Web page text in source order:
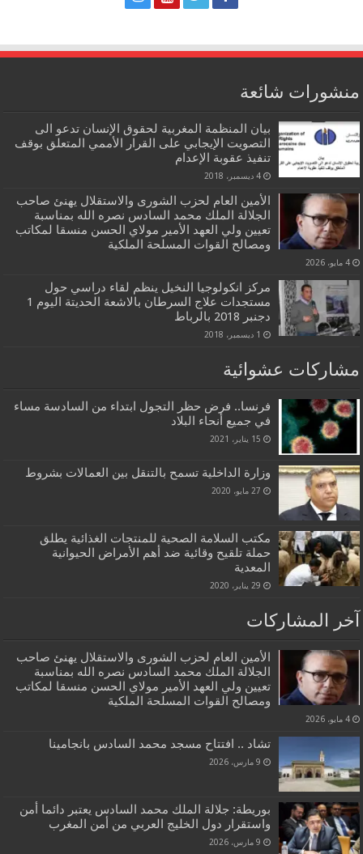
منشورات شائعة
بيان المنظمة المغربية لحقوق الإنسان تدعو الى
التصويت الإيجابي على القرار الأممي المتعلق بوقف
تنفيذ عقوبة الإعدام
4 ديسمبر، 2018
الأمين العام لحزب الشورى والاستقلال يهنئ صاحب
الجلالة الملك محمد السادس نصره الله بمناسبة
تعيين ولي العهد الأمير مولاي الحسن منسقا لمكاتب
ومصالح القوات المسلحة الملكية
4 مايو، 2026
مركز انكولوجيا النخيل ينظم لقاء دراسي حول
مستجدات علاج السرطان بالاشعة الحديتة اليوم 1
دجنبر 2018 بالرباط
1 ديسمبر، 2018
مشاركات عشوائية
فرنسا.. فرض حظر التجول ابتداء من السادسة مساء
في جميع أنحاء البلاد
15 يناير، 2021
وزارة الداخلية تسمح بالتنقل بين العمالات بشروط
27 مايو، 2020
مكتب السلامة الصحية للمنتجات الغذائية يطلق
حملة تلقيح وقائية ضد أهم الأمراض الحيوانية
المعدية
29 يناير، 2020
آخر المشاركات
الأمين العام لحزب الشورى والاستقلال يهنئ صاحب
الجلالة الملك محمد السادس نصره الله بمناسبة
تعيين ولي العهد الأمير مولاي الحسن منسقا لمكاتب
ومصالح القوات المسلحة الملكية
4 مايو، 2026
تشاد .. افتتاح مسجد محمد السادس بانجامينا
9 مارس، 2026
بوريطة: جلالة الملك محمد السادس يعتبر دائما أمن
واستقرار دول الخليج العربي من أمن المغرب
9 مارس، 2026